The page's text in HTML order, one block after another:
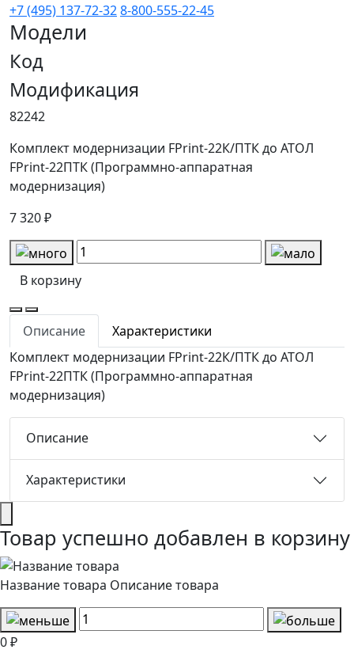
+7 (495) 137-72-328-800-555-22-45
Модели
Код
Модификация
82242
Комплект модернизации FPrint-22К/ПТК до АТОЛ
FPrint-22ПТК (Программно-аппаратная
модернизация)
7 320 ₽
В корзину
Описание
Характеристики
Комплект модернизации FPrint-22К/ПТК до АТОЛ
FPrint-22ПТК (Программно-аппаратная
модернизация)
Описание
Характеристики
Товар успешно добавлен в корзину
Название товара Описание товара
0 ₽